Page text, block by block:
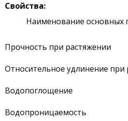
Свойства:
Наименование основных
Прочность при растяжении
Относительное удлинение при
Водопоглощение
Водопроницаемость